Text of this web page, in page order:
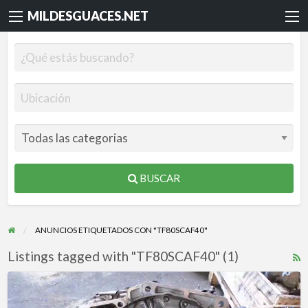
MILDESGUACES.NET
BUSCAR
ANUNCIOS ETIQUETADOS CON "TF80SCAF40"
Listings tagged with "TF80SCAF40" (1)
CAJA
CAMBIOS